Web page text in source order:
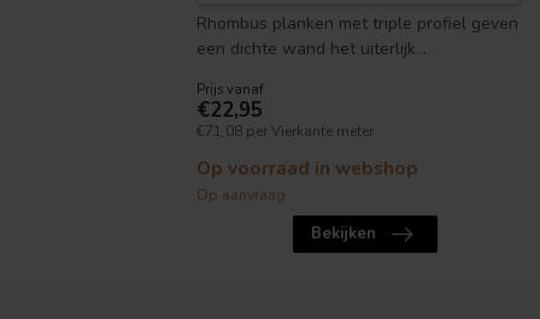
Rhombus planken met triple profiel geven
een dichte wand het uiterlijk...
Prijs vanaf
€22,95
€71,08 per Vierkante meter
Op voorraad in webshop
Op aanvraag
Bekijken